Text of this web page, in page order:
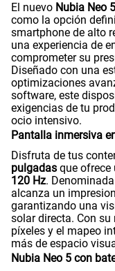
El nuevo Nubia Neo
como la opción
smartphone de alto
una experiencia de
comprometer su
Diseñado con una
optimizaciones
software, este
exigencias de tu
ocio intensivo.
Pantalla inmersiva
Disfruta de tus
pulgadas que ofrece
120 Hz.
alcanza un
garantizando una
solar directa. Con
píxeles y el mapeo
más de espacio
Nubia Neo 5 con